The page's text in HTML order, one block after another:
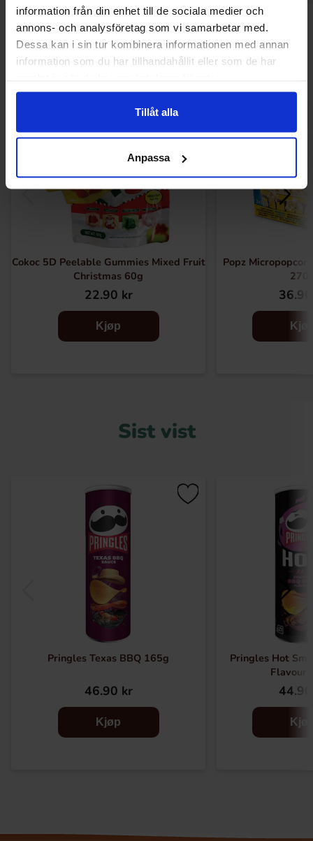
information från din enhet till de sociala medier och
annons- och analysföretag som vi samarbetar med.
Dessa kan i sin tur kombinera informationen med annan
information som du har tillhandahållit eller som de har
Tillåt alla
Anpassa
Andre kjøpte også
Cokoc 5D Peelable Gummies Mixed Fruit
Christmas 60g
22.90 kr
Kjøp
Popz
Sist vist
Pringles Texas BBQ 165g
46.90 kr
Kjøp
Pringles Hot
Flavour